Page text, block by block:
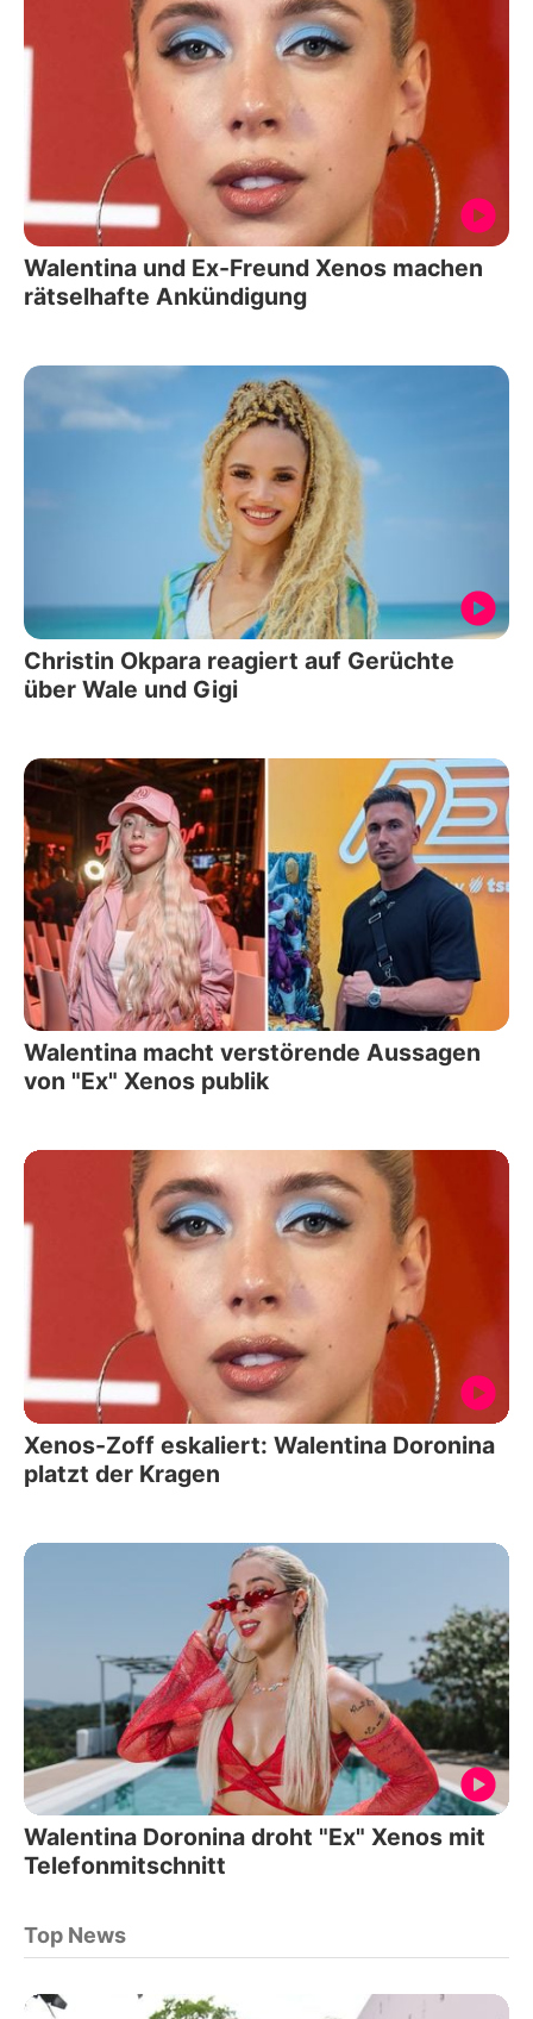
Walentina und Ex-Freund Xenos machen
rätselhafte Ankündigung
Christin Okpara reagiert auf Gerüchte
über Wale und Gigi
Walentina macht verstörende Aussagen
von "Ex" Xenos publik
Xenos-Zoff eskaliert: Walentina Doronina
platzt der Kragen
Walentina Doronina droht "Ex" Xenos mit
Telefonmitschnitt
Top News